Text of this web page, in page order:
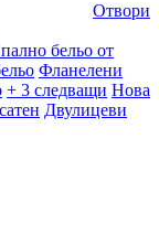
Отвори
бельо от
Фланелени
+ 3 следващи Нова
Двулицеви